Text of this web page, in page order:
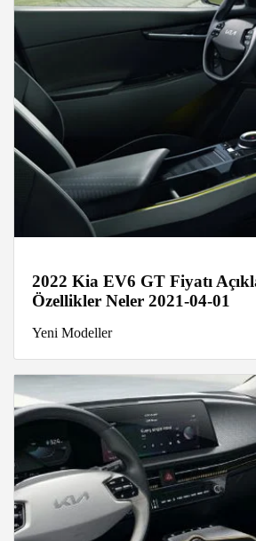
2022 Kia EV6 GT Fiyatı
Özellikler Neler 2021-04-01
Yeni Modeller